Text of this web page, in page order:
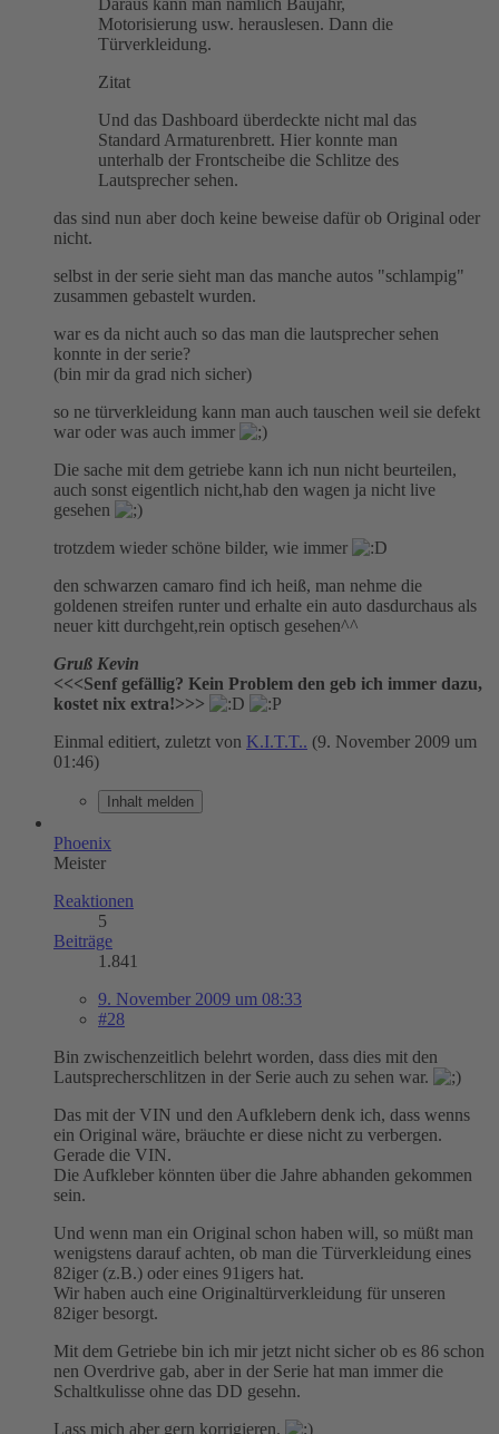
Motorisierung usw. herauslesen. Dann die
Türverkleidung.
Zitat
Und das Dashboard überdeckte nicht mal das
Standard Armaturenbrett. Hier konnte man
unterhalb der Frontscheibe die Schlitze des
Lautsprecher sehen.
das sind nun aber doch keine beweise dafür ob Original oder
nicht.
selbst in der serie sieht man das manche autos "schlampig"
zusammen gebastelt wurden.
war es da nicht auch so das man die lautsprecher sehen
konnte in der serie?
(bin mir da grad nich sicher)
so ne türverkleidung kann man auch tauschen weil sie defekt
war oder was auch immer
Die sache mit dem getriebe kann ich nun nicht beurteilen,
auch sonst eigentlich nicht,hab den wagen ja nicht live
gesehen
trotzdem wieder schöne bilder, wie immer
den schwarzen camaro find ich heiß, man nehme die
goldenen streifen runter und erhalte ein auto dasdurchaus als
neuer kitt durchgeht,rein optisch gesehen^^
Gruß Kevin
<<<Senf gefällig? Kein Problem den geb ich immer dazu,
kostet nix extra!>>>
Einmal editiert, zuletzt von K.I.T.T.. (9. November 2009 um
01:46)
Inhalt melden
Phoenix
Meister
Reaktionen
5
Beiträge
1.841
9. November 2009 um 08:33
#28
Bin zwischenzeitlich belehrt worden, dass dies mit den
Lautsprecherschlitzen in der Serie auch zu sehen war.
Das mit der VIN und den Aufklebern denk ich, dass wenns
ein Original wäre, bräuchte er diese nicht zu verbergen.
Gerade die VIN.
Die Aufkleber könnten über die Jahre abhanden gekommen
sein.
Und wenn man ein Original schon haben will, so müßt man
wenigstens darauf achten, ob man die Türverkleidung eines
82iger (z.B.) oder eines 91igers hat.
Wir haben auch eine Originaltürverkleidung für unseren
82iger besorgt.
Mit dem Getriebe bin ich mir jetzt nicht sicher ob es 86 schon
nen Overdrive gab, aber in der Serie hat man immer die
Schaltkulisse ohne das DD gesehn.
Lass mich aber gern korrigieren.